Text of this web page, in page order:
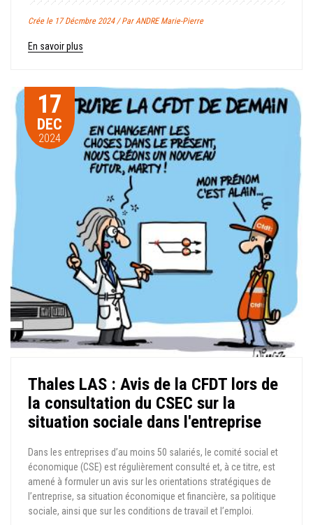
Crée le 17 Décmbre 2024 / Par ANDRE Marie-Pierre
En savoir plus
17
DEC
2024
Thales LAS : Avis de la CFDT lors de
la consultation du CSEC sur la
situation sociale dans l'entreprise
Dans les entreprises d’au moins 50 salariés, le comité social et
économique (CSE) est régulièrement consulté et, à ce titre, est
amené à formuler un avis sur les orientations stratégiques de
l’entreprise, sa situation économique et financière, sa politique
sociale, ainsi que sur les conditions de travail et l’emploi.